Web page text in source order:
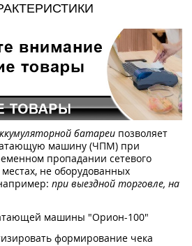
батареи позволяет
машину (ЧПМ) при
пропадании сетевого
не оборудованных
при выездной торговле, на
машины "Орион-100"
формирование чека